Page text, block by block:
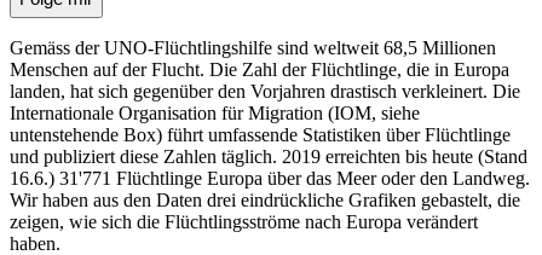
Gemäss der UNO-Flüchtlingshilfe sind weltweit 68,5 Millionen
Menschen auf der Flucht. Die Zahl der Flüchtlinge, die in Europa
landen, hat sich gegenüber den Vorjahren drastisch verkleinert. Die
Internationale Organisation für Migration (IOM, siehe
untenstehende Box) führt umfassende Statistiken über Flüchtlinge
und publiziert diese Zahlen täglich. 2019 erreichten bis heute (Stand
16.6.) 31'771 Flüchtlinge Europa über das Meer oder den Landweg.
Wir haben aus den Daten drei eindrückliche Grafiken gebastelt, die
zeigen, wie sich die Flüchtlingsströme nach Europa verändert
haben.